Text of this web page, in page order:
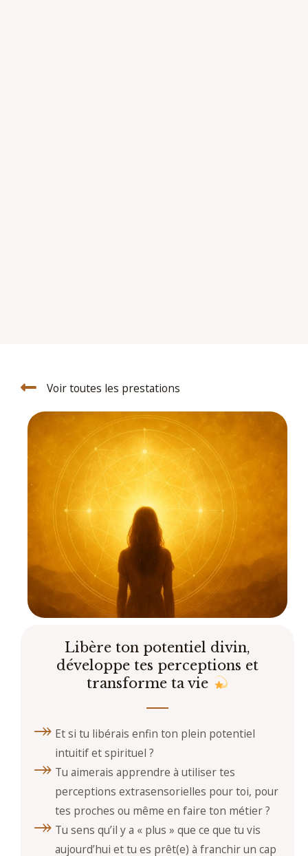
Voir toutes les prestations
Libère ton potentiel divin,
développe tes perceptions et
transforme ta vie
Et si tu libérais enfin ton plein potentiel
intuitif et spirituel ?
Tu aimerais apprendre à utiliser tes
perceptions extrasensorielles pour toi, pour
tes proches ou même en faire ton métier ?
Tu sens qu’il y a « plus » que ce que tu vis
aujourd’hui et tu es prêt(e) à franchir un cap